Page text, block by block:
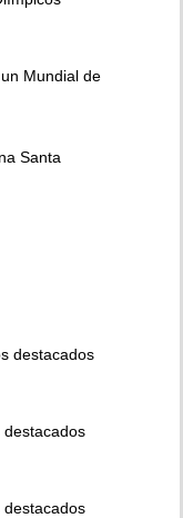
Mundial de
Santa
destacados
destacados
destacados